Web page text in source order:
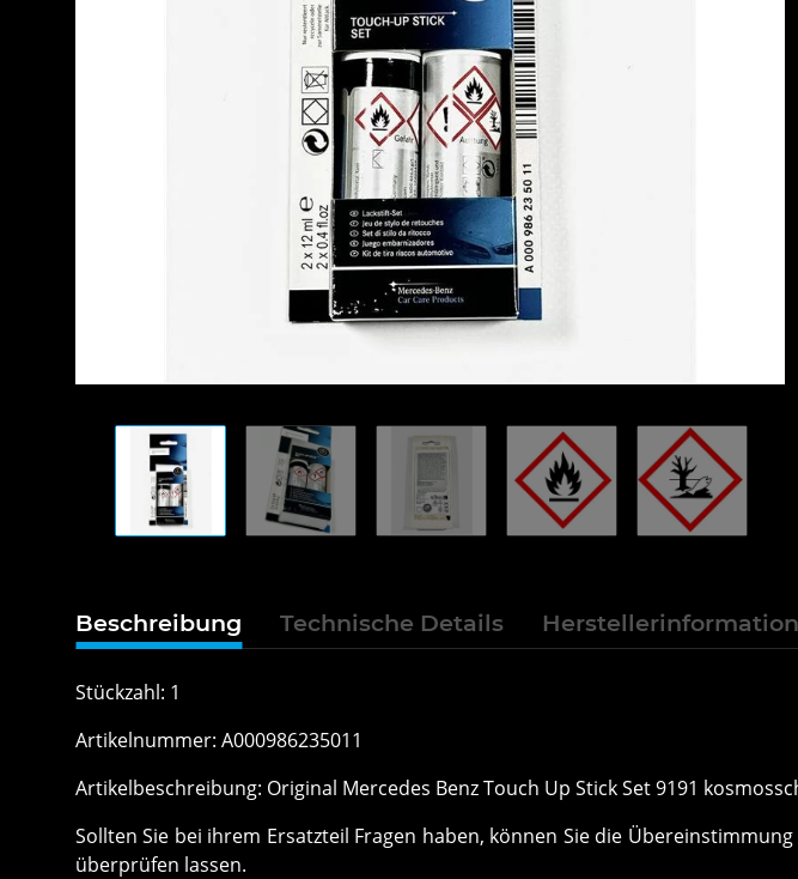
Beschreibung Technische Details Herstellerinformation
Stückzahl: 1
Artikelnummer: A000986235011
Artikelbeschreibung: Original Mercedes Benz Touch Up Stick Set 9191
Sollten Sie bei ihrem Ersatzteil Fragen haben, können Sie die
überprüfen lassen.